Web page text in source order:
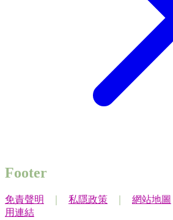
Footer
免責聲明 私隱政策 網站地圖
用連結